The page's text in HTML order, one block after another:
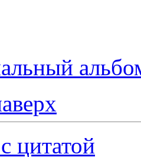
цитатой